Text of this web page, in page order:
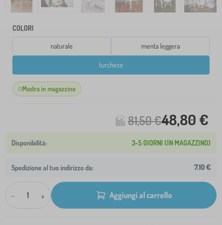
COLORI
naturale menta leggera
turchese
Mostra in magazzino
81,50 €48,80 €
3-5 GIORNI (IN MAGAZZINO)
Spedizione al tuo indirizzo da: 7,10 €
- + Aggiungi al carrello